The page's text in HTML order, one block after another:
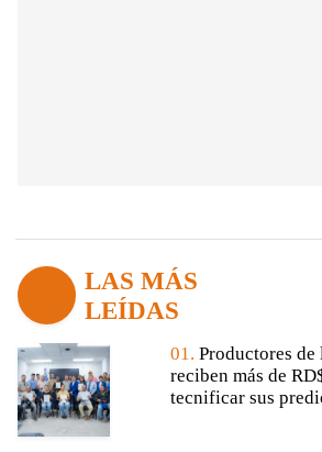
LAS MÁS
LEÍDAS
01. Productores
reciben más de
tecnificar sus